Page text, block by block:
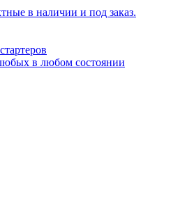
в наличии и под заказ.
в любом состоянии